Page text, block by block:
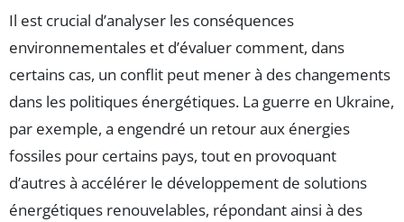
Il est crucial d’analyser les conséquences
environnementales et d’évaluer comment, dans
certains cas, un conflit peut mener à des changements
dans les politiques énergétiques. La guerre en Ukraine,
par exemple, a engendré un retour aux énergies
fossiles pour certains pays, tout en provoquant
d’autres à accélérer le développement de solutions
énergétiques renouvelables, répondant ainsi à des